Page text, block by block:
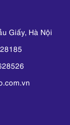
Giấy, Hà Nội